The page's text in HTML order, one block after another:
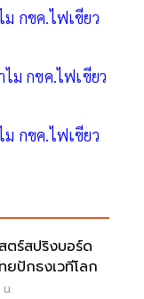
กขค.ไฟเขียว
ม กขค.ไฟเขียว
กขค.ไฟเขียว
ตร์สปริงบอร์ด
ปักธงเวทีโลก
น.